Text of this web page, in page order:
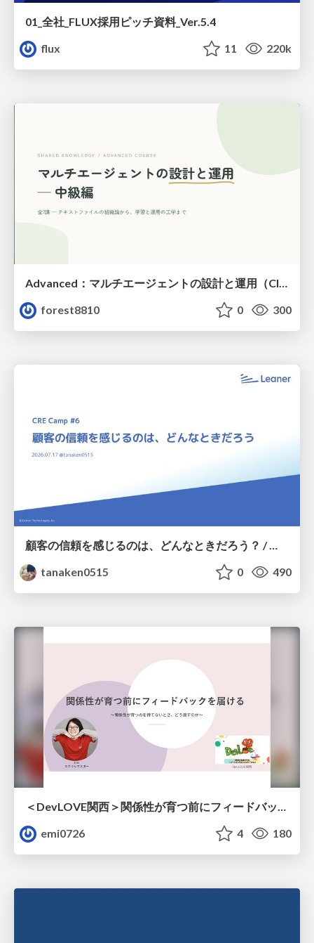
01_全社_FLUX採用ピッチ資料_Ver.5.4
flux
11 220k
Advanced：マルチエージェントの設計と運用（Claude Code）
forest8810
0 300
tanaken0515
0 490
＜DevLOVE関西＞関係性が育つ前にフィードバックを届ける ～関係性が育つのを待てないとき、どう渡すのか～
emi0726
4 180